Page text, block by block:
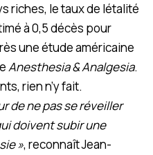
riches, le taux de létalité
à 0,5 décès pour
une étude américaine
Anesthesia & Analgesia.
rien n’y fait.
de ne pas se réveiller
doivent subir une
», reconnaît Jean-